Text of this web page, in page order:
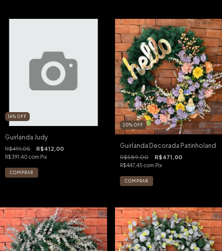
16% OFF
Guirlanda Judy
R$491,05 R$412,00
R$391,40 com Pix
20% OFF
Guirlanda Decorada Patinholand
R$589,00 R$471,00
R$447,45 com Pix